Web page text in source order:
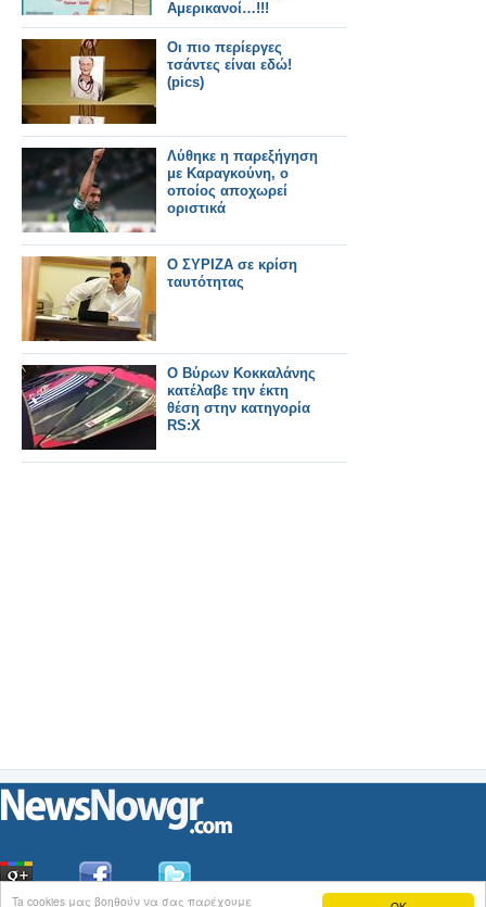
Ta cookies μας βοηθούν να σας παρέχουμε
Αμερικανοί…!!!
Οι πιο περίεργες
τσάντες είναι εδώ!
(pics)
Λύθηκε η παρεξήγηση
με Καραγκούνη, ο
οποίος αποχωρεί
οριστικά
Ο ΣΥΡΙΖΑ σε κρίση
ταυτότητας
Ο Βύρων Κοκκαλάνης
κατέλαβε την έκτη
θέση στην κατηγορία
RS:Χ